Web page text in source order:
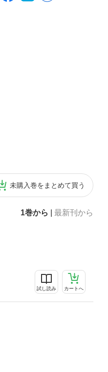
未購入巻をまとめて買う
1巻から 最新刊から
試し読み カートへ